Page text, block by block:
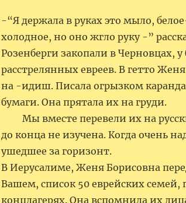
-“Я держала в руках это мыло,
холодное, но оно жгло руку -”
Розенберги закопали в Черновцах,
расстрелянных евреев. В гетто
на -идиш. Писала огрызком
бумаги. Она
Мы вместе перевели их на
до конца не изучена. Когда очень
ушедшее за
В Иерусалиме, Женя Борисовна
Вашем, список 50 еврейских семей,
концлагерях. Она вспомнила их